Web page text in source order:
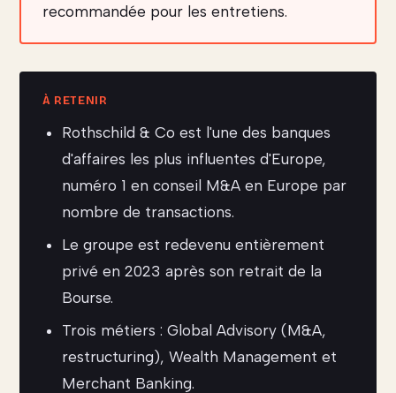
recommandée pour les entretiens.
Rothschild & Co est l'une des banques
d'affaires les plus influentes d'Europe,
numéro 1 en conseil M&A en Europe par
nombre de transactions.
Le groupe est redevenu entièrement
privé en 2023 après son retrait de la
Bourse.
Trois métiers : Global Advisory (M&A,
restructuring), Wealth Management et
Merchant Banking.